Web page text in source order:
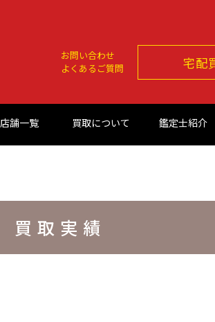
お問い合わせ
よくあるご質問
宅配
店舗一覧 買取について 鑑定士紹介
買取実績